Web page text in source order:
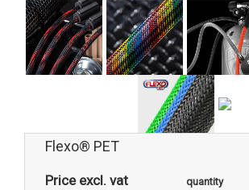
Flexo® PET
Price excl. vat quantity